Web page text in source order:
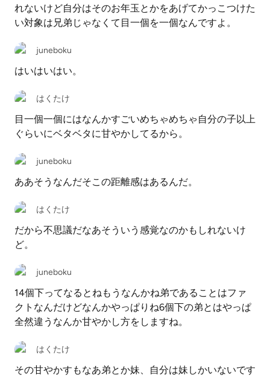
れないけど自分はそのお年玉とかをあげてかっこつけた
い対象は兄弟じゃなくて目一個を一個なんですよ。
juneboku
はいはいはい。
はくたけ
目一個一個にはなんかすごいめちゃめちゃ自分の子以上
ぐらいにベタベタに甘やかしてるから。
juneboku
ああそうなんだそこの距離感はあるんだ。
はくたけ
だから不思議だなあそういう感覚なのかもしれないけ
ど。
juneboku
14個下ってなるとねもうなんかね弟であることはファ
クトなんだけどなんかやっぱりね6個下の弟とはやっぱ
全然違うなんか甘やかし方をしますね。
はくたけ
その甘やかすもなあ弟とか妹、自分は妹しかいないです